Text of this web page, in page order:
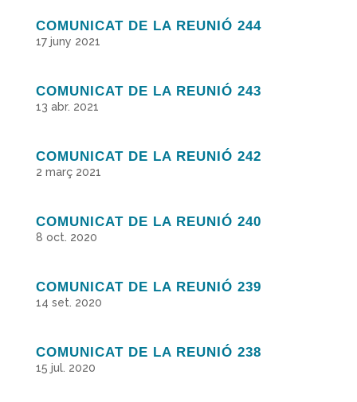
COMUNICAT DE LA REUNIÓ 244
17 juny 2021
COMUNICAT DE LA REUNIÓ 243
13 abr. 2021
COMUNICAT DE LA REUNIÓ 242
2 març 2021
COMUNICAT DE LA REUNIÓ 240
8 oct. 2020
COMUNICAT DE LA REUNIÓ 239
14 set. 2020
COMUNICAT DE LA REUNIÓ 238
15 jul. 2020